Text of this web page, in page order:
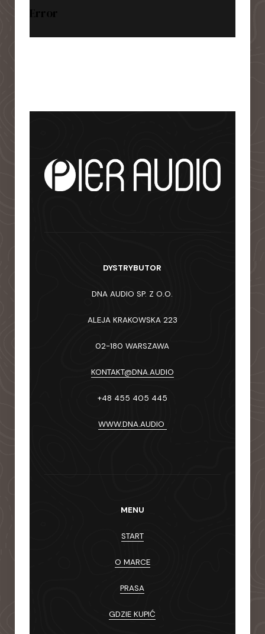
Error
DYSTRYBUTOR
DNA AUDIO SP. Z O.O.
ALEJA KRAKOWSKA 223
02-180 WARSZAWA
KONTAKT@DNA.AUDIO
+48 455 405 445
WWW.DNA.AUDIO
MENU
START
O MARCE
PRASA
GDZIE KUPIĆ